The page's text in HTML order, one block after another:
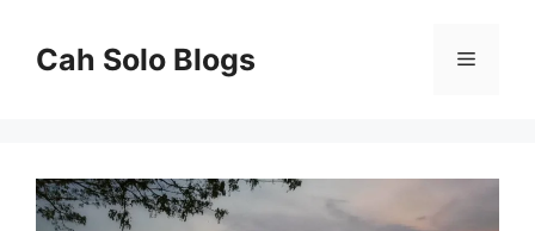
Cah Solo Blogs Menu